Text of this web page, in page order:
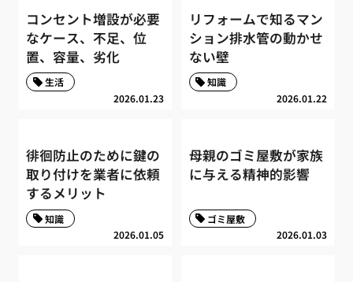
コンセント増設が必要
なケース、不足、位
置、容量、劣化
2026.01.23
生活
リフォームで知るマン
ション排水管の動かせ
ない壁
2026.01.22
知識
徘徊防止のために鍵の
取り付けを業者に依頼
するメリット
2026.01.05
知識
母親のゴミ屋敷が家族
に与える精神的影響
2026.01.03
ゴミ屋敷